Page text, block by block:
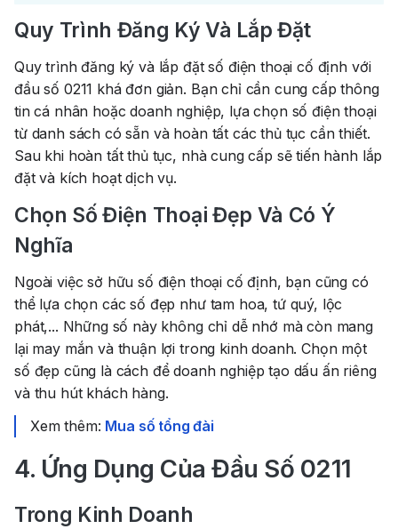
Quy Trình Đăng Ký Và Lắp Đặt
Quy trình đăng ký và lắp đặt số điện thoại cố định với
đầu số 0211 khá đơn giản. Bạn chỉ cần cung cấp thông
tin cá nhân hoặc doanh nghiệp, lựa chọn số điện thoại
từ danh sách có sẵn và hoàn tất các thủ tục cần thiết.
Sau khi hoàn tất thủ tục, nhà cung cấp sẽ tiến hành lắp
đặt và kích hoạt dịch vụ.
Chọn Số Điện Thoại Đẹp Và Có Ý
Nghĩa
Ngoài việc sở hữu số điện thoại cố định, bạn cũng có
thể lựa chọn các số đẹp như tam hoa, tứ quý, lộc
phát,... Những số này không chỉ dễ nhớ mà còn mang
lại may mắn và thuận lợi trong kinh doanh. Chọn một
số đẹp cũng là cách để doanh nghiệp tạo dấu ấn riêng
và thu hút khách hàng.
Xem thêm: Mua số tổng đài
4. Ứng Dụng Của Đầu Số 0211
Trong Kinh Doanh